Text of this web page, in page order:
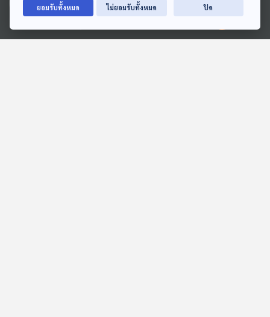
Ⓒ 2020 องค์การกระจายเสียงและแพร่ภาพสาธารณะแห่งประเทศไทย
ยอมรับทั้งหมด ไม่ยอมรับทั้งหมด ปิด